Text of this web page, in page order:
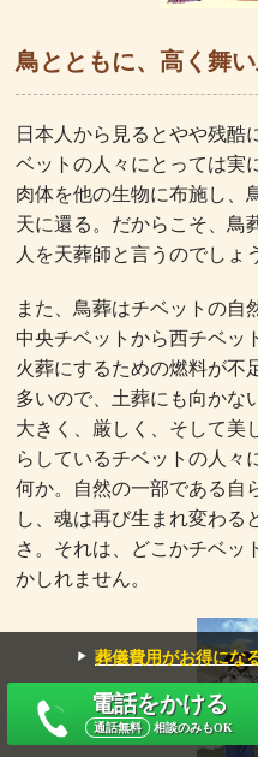
鳥とともに、高く舞
日本人から見るとやや残酷
ベットの人々にとっては実
肉体を他の生物に布施し、
天に還る。だからこそ、鳥
人を天葬師と言うのでしょ
また、鳥葬はチベットの自
中央チベットから西チベッ
火葬にするための燃料が不
多いので、土葬にも向かな
大きく、厳しく、そして美
らしているチベットの人々
何か。自然の一部である自
し、魂は再び生まれ変わる
さ。それは、どこかチベッ
かしれません。
▼ 葬儀費用がお得にな
電話をかける
通話無料 相談のみもOK